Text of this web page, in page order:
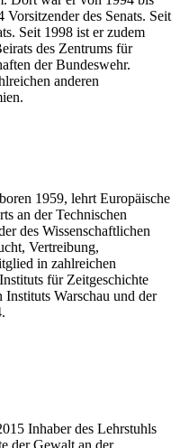
des Senats. Seit
Seit 1998 ist er zudem
des Zentrums für
der Bundeswehr.
anderen
1959, lehrt Europäische
an der Technischen
des Wissenschaftlichen
Vertreibung,
in zahlreichen
für Zeitgeschichte
Warschau und der
Inhaber des Lehrstuhls